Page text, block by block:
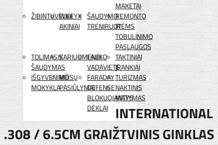
MAKETAI
ŽIBINTUVĖLIAI
WILEYX
AKINIAI
ŠAUDYMO
TRENIRUOTĖMS
REMONTO
IR
TOBULINIMO
PASLAUGOS
TOLIMASIS
ŠAUDYMAS
KARIUOMENEI
LAUKO
VADAVIETĖ
TAKTINIAI
ĮRANKIAI
IŠGYVENIMO
MOKYKLA
MŪSŲ
PASIŪLYMAI
FARADAY
DEFENSE
BLOKUOJANTYS
DĖKLAI
TURIZMAS
NAKTINIS
MATYMAS
INTERNATIONAL
.308 / 6.5CM GRAIŽTVINIS GINKLAS